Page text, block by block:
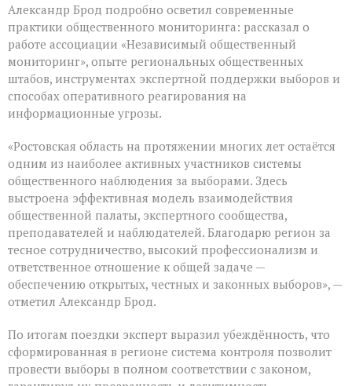
Александр Брод подробно осветил современные
практики общественного мониторинга: рассказал о
работе ассоциации «Независимый общественный
мониторинг», опыте региональных общественных
штабов, инструментах экспертной поддержки выборов и
способах оперативного реагирования на
информационные угрозы.
«Ростовская область на протяжении многих лет остаётся
одним из наиболее активных участников системы
общественного наблюдения за выборами. Здесь
выстроена эффективная модель взаимодействия
общественной палаты, экспертного сообщества,
преподавателей и наблюдателей. Благодарю регион за
тесное сотрудничество, высокий профессионализм и
ответственное отношение к общей задаче —
обеспечению открытых, честных и законных выборов», —
отметил Александр Брод.
По итогам поездки эксперт выразил убеждённость, что
сформированная в регионе система контроля позволит
провести выборы в полном соответствии с законом,